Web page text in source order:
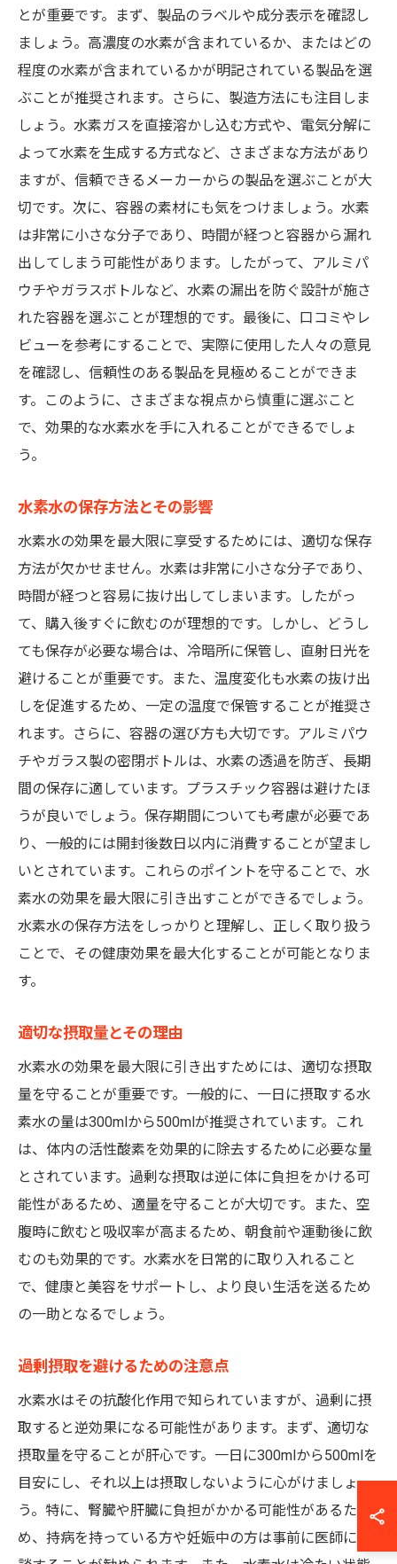
とが重要です。まず、製品のラベルや成分表示を確認し
ましょう。高濃度の水素が含まれているか、またはどの
程度の水素が含まれているかが明記されている製品を選
ぶことが推奨されます。さらに、製造方法にも注目しま
しょう。水素ガスを直接溶かし込む方式や、電気分解に
よって水素を生成する方式など、さまざまな方法があり
ますが、信頼できるメーカーからの製品を選ぶことが大
切です。次に、容器の素材にも気をつけましょう。水素
は非常に小さな分子であり、時間が経つと容器から漏れ
出してしまう可能性があります。したがって、アルミパ
ウチやガラスボトルなど、水素の漏出を防ぐ設計が施さ
れた容器を選ぶことが理想的です。最後に、口コミやレ
ビューを参考にすることで、実際に使用した人々の意見
を確認し、信頼性のある製品を見極めることができま
す。このように、さまざまな視点から慎重に選ぶこと
で、効果的な水素水を手に入れることができるでしょ
う。
水素水の保存方法とその影響
水素水の効果を最大限に享受するためには、適切な保存
方法が欠かせません。水素は非常に小さな分子であり、
時間が経つと容易に抜け出してしまいます。したがっ
て、購入後すぐに飲むのが理想的です。しかし、どうし
ても保存が必要な場合は、冷暗所に保管し、直射日光を
避けることが重要です。また、温度変化も水素の抜け出
しを促進するため、一定の温度で保管することが推奨さ
れます。さらに、容器の選び方も大切です。アルミパウ
チやガラス製の密閉ボトルは、水素の透過を防ぎ、長期
間の保存に適しています。プラスチック容器は避けたほ
うが良いでしょう。保存期間についても考慮が必要であ
り、一般的には開封後数日以内に消費することが望まし
いとされています。これらのポイントを守ることで、水
素水の効果を最大限に引き出すことができるでしょう。
水素水の保存方法をしっかりと理解し、正しく取り扱う
ことで、その健康効果を最大化することが可能となりま
す。
適切な摂取量とその理由
水素水の効果を最大限に引き出すためには、適切な摂取
量を守ることが重要です。一般的に、一日に摂取する水
素水の量は300mlから500mlが推奨されています。これ
は、体内の活性酸素を効果的に除去するために必要な量
とされています。過剰な摂取は逆に体に負担をかける可
能性があるため、適量を守ることが大切です。また、空
腹時に飲むと吸収率が高まるため、朝食前や運動後に飲
むのも効果的です。水素水を日常的に取り入れること
で、健康と美容をサポートし、より良い生活を送るため
の一助となるでしょう。
過剰摂取を避けるための注意点
水素水はその抗酸化作用で知られていますが、過剰に摂
取すると逆効果になる可能性があります。まず、適切な
摂取量を守ることが肝心です。一日に300mlから500mlを
目安にし、それ以上は摂取しないように心がけましょ
う。特に、腎臓や肝臓に負担がかかる可能性があるた
め、持病を持っている方や妊娠中の方は事前に医師に相